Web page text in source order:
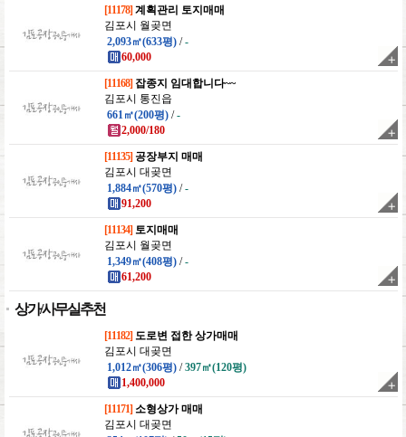
[11178] 계획관리 토지매매
김포시 월곶면
2,093㎡(633평) /-
60,000
[11168] 잡종지 임대합니다~~
김포시 통진읍
661㎡(200평) /-
2,000/180
[11135] 공장부지 매매
김포시 대곶면
1,884㎡(570평) /-
91,200
[11134] 토지매매
김포시 월곶면
1,349㎡(408평) /-
61,200
상가/사무실추천
[11182] 도로변 접한 상가매매
김포시 대곶면
1,012㎡(306평) /397㎡(120평)
1,400,000
[11171] 소형상가 매매
김포시 대곶면